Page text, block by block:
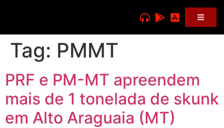
Tag: PMMT
PRF e PM-MT apreendem
mais de 1 tonelada de skunk
em Alto Araguaia (MT)